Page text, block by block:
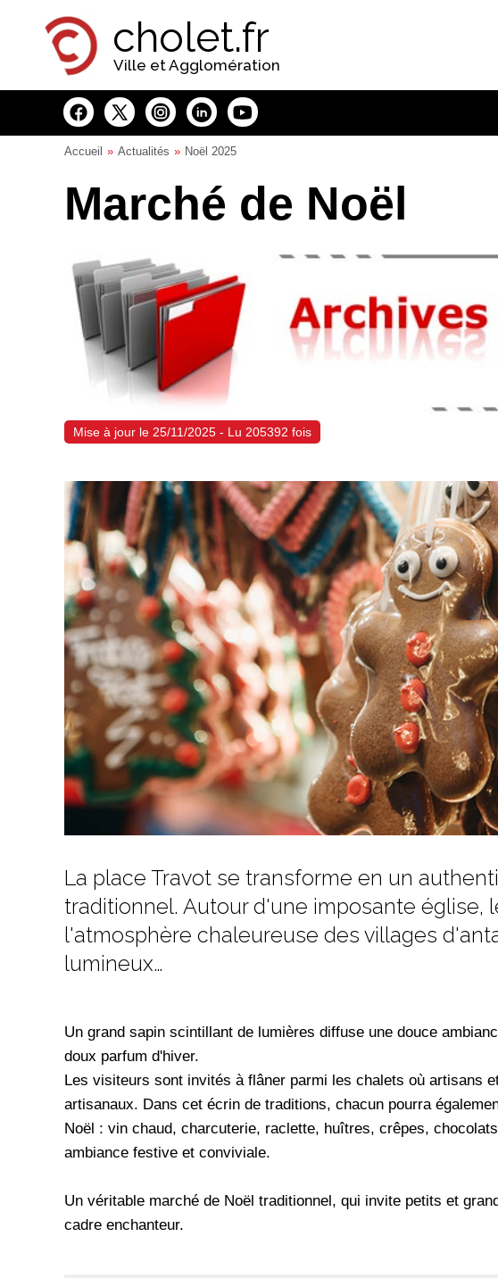
cholet.fr
Ville et Agglomération
Accueil Actualités Noël 2025
Marché de Noël
Mise à jour le 25/11/2025 - Lu 205392 fois
La place Travot se transforme en un
traditionnel. Autour d'une imposante église,
l'atmosphère chaleureuse des villages
lumineux…
Un grand sapin scintillant de lumières diffuse une douce
doux parfum d'hiver.
Les visiteurs sont invités à flâner parmi les chalets où artisans
artisanaux. Dans cet écrin de traditions, chacun pourra
Noël : vin chaud, charcuterie, raclette, huîtres, crêpes,
ambiance festive et conviviale.
Un véritable marché de Noël traditionnel, qui invite petits et
cadre enchanteur.